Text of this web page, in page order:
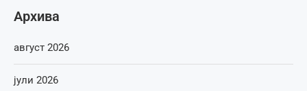
Архива
август 2026
јули 2026